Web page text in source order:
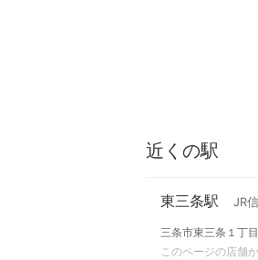
近くの駅
東三条駅 JR
三条市東三条１丁目
このページの店舗